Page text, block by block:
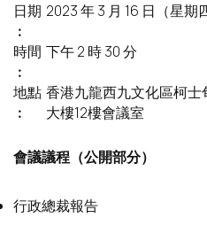
日期
︰
2023 年 3 月 16 日（星期
時間
︰
下午 2 時 30 分
地點
︰
香港九龍西九文化區柯
大樓12樓會議室
會議議程（公開部分）
行政總裁報告